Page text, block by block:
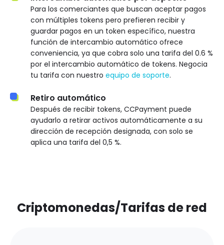
Para los comerciantes que buscan aceptar pagos
con múltiples tokens pero prefieren recibir y
guardar pagos en un token específico, nuestra
función de intercambio automático ofrece
conveniencia, ya que cobra solo una tarifa del 0.6 %
por el intercambio automático de tokens. Negocia
tu tarifa con nuestro equipo de soporte.
Retiro automático
Después de recibir tokens, CCPayment puede
ayudarlo a retirar activos automáticamente a su
dirección de recepción designada, con solo se
aplica una tarifa del 0,5 %.
Criptomonedas/Tarifas de red